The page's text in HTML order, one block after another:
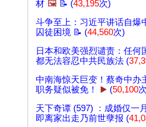
材 🖼️ 📝 (43,195次)
斗争至上：习近平讲话自爆
囚徒困境 📝 (44,560次)
日本和欧美强烈谴责：任何
都无法容忍中共民族法 (
中南海惊天巨变！蔡奇中办
职务疑似被免！
▶️ (50,100
天下奇谭 (597) ：成婚仅一
即离家出走乃前世孽报 (